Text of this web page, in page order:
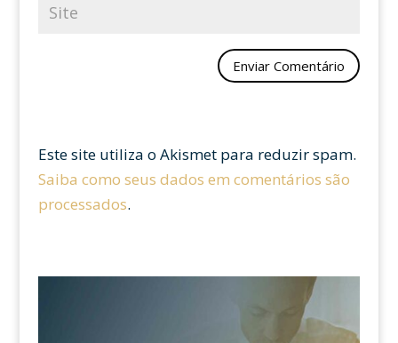
Este site utiliza o Akismet para reduzir spam.
Saiba como seus dados em comentários são
processados.